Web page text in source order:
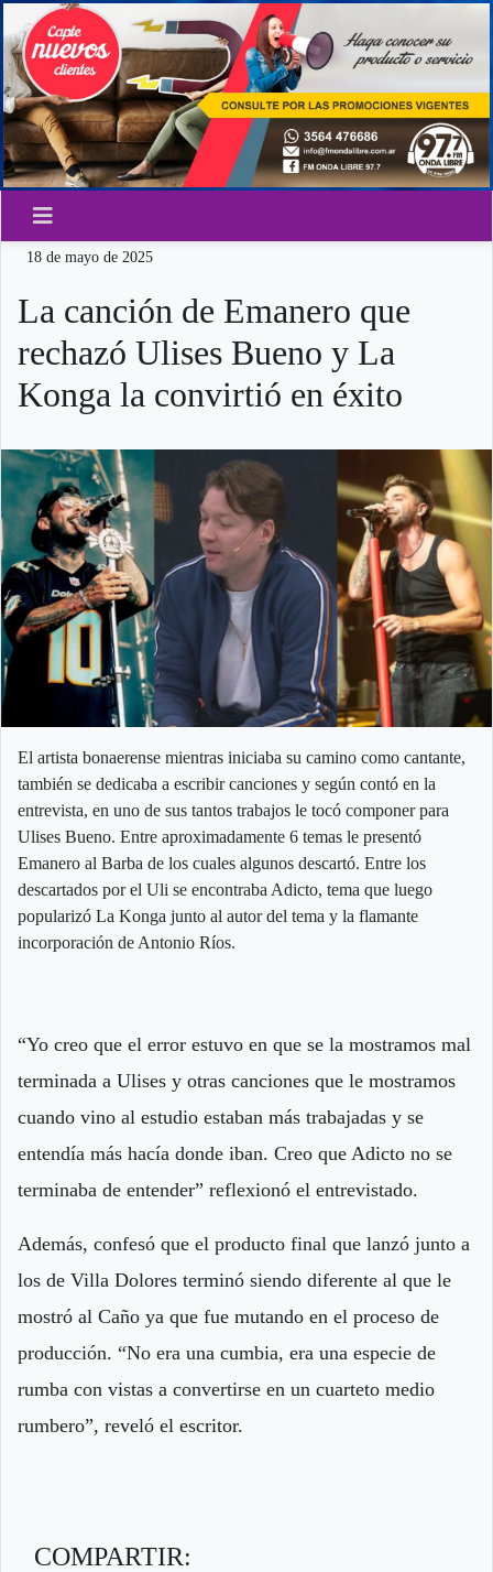
18 de mayo de 2025
La canción de Emanero que
rechazó Ulises Bueno y La
Konga la convirtió en éxito
El artista bonaerense mientras iniciaba su camino como cantante,
también se dedicaba a escribir canciones y según contó en la
entrevista, en uno de sus tantos trabajos le tocó componer para
Ulises Bueno. Entre aproximadamente 6 temas le presentó
Emanero al Barba de los cuales algunos descartó. Entre los
descartados por el Uli se encontraba Adicto, tema que luego
popularizó La Konga junto al autor del tema y la flamante
incorporación de Antonio Ríos.
“Yo creo que el error estuvo en que se la mostramos mal
terminada a Ulises y otras canciones que le mostramos
cuando vino al estudio estaban más trabajadas y se
entendía más hacía donde iban. Creo que Adicto no se
terminaba de entender” reflexionó el entrevistado.
Además, confesó que el producto final que lanzó junto a
los de Villa Dolores terminó siendo diferente al que le
mostró al Caño ya que fue mutando en el proceso de
producción. “No era una cumbia, era una especie de
rumba con vistas a convertirse en un cuarteto medio
rumbero”, reveló el escritor.
COMPARTIR: